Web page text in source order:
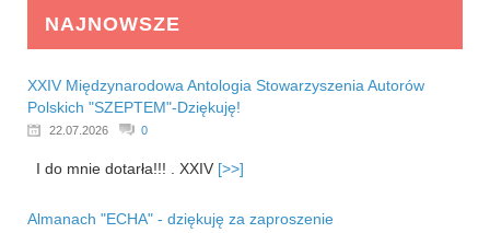
NAJNOWSZE
XXIV Międzynarodowa Antologia Stowarzyszenia Autorów
Polskich "SZEPTEM"-Dziękuję!
22.07.2026 0
I do mnie dotarła!!! . XXIV [>>]
Almanach "ECHA" - dziękuję za zaproszenie